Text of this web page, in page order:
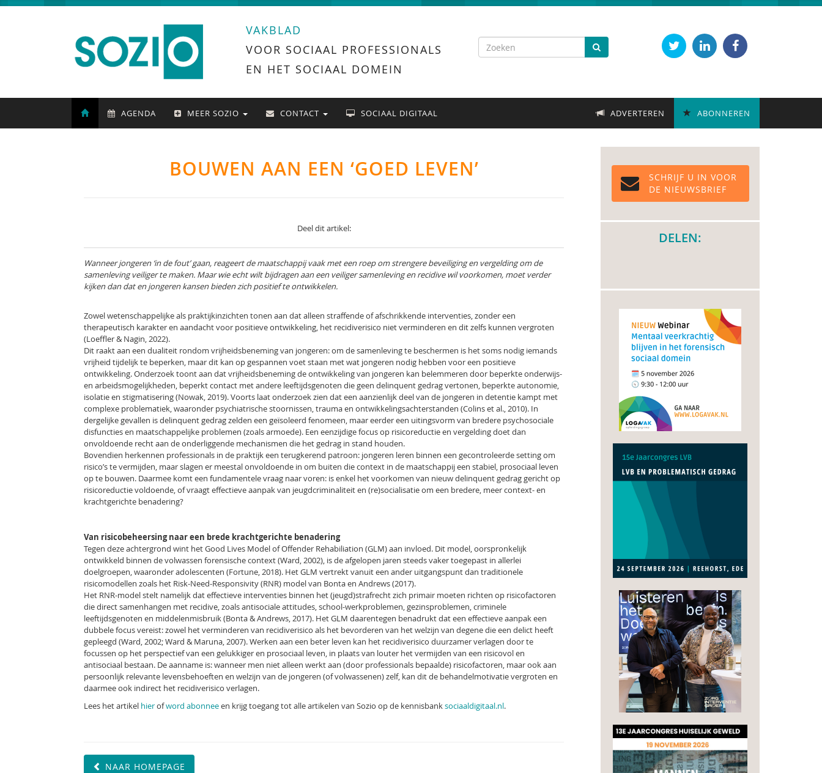
VAKBLAD
VOOR SOCIAAL PROFESSIONALS
EN HET SOCIAAL DOMEIN
AGENDA MEER SOZIO CONTACT SOCIAAL DIGITAAL ADVERTEREN ABONNEREN
BOUWEN AAN EEN ‘GOED LEVEN’
Deel dit artikel:
Wanneer jongeren ‘in de fout’ gaan, reageert de maatschappij vaak met een roep om strengere beveiliging en vergelding om de
samenleving veiliger te maken. Maar wie echt wilt bijdragen aan een veiliger samenleving en recidive wil voorkomen, moet verder
kijken dan dat en jongeren kansen bieden zich positief te ontwikkelen.
Zowel wetenschappelijke als praktijkinzichten tonen aan dat alleen straffende of afschrikkende interventies, zonder een
therapeutisch karakter en aandacht voor positieve ontwikkeling, het recidiverisico niet verminderen en dit zelfs kunnen vergroten
(Loeffler & Nagin, 2022).
Dit raakt aan een dualiteit rondom vrijheidsbeneming van jongeren: om de samenleving te beschermen is het soms nodig iemands
vrijheid tijdelijk te beperken, maar dit kan op gespannen voet staan met wat jongeren nodig hebben voor een positieve
ontwikkeling. Onderzoek toont aan dat vrijheidsbeneming de ontwikkeling van jongeren kan belemmeren door beperkte onderwijs-
en arbeidsmogelijkheden, beperkt contact met andere leeftijdsgenoten die geen delinquent gedrag vertonen, beperkte autonomie,
isolatie en stigmatisering (Nowak, 2019). Voorts laat onderzoek zien dat een aanzienlijk deel van de jongeren in detentie kampt met
complexe problematiek, waaronder psychiatrische stoornissen, trauma en ontwikkelingsachterstanden (Colins et al., 2010). In
dergelijke gevallen is delinquent gedrag zelden een geïsoleerd fenomeen, maar eerder een uitingsvorm van bredere psychosociale
disfuncties en maatschappelijke problemen (zoals armoede). Een eenzijdige focus op risicoreductie en vergelding doet dan
onvoldoende recht aan de onderliggende mechanismen die het gedrag in stand houden.
Bovendien herkennen professionals in de praktijk een terugkerend patroon: jongeren leren binnen een gecontroleerde setting om
risico’s te vermijden, maar slagen er meestal onvoldoende in om buiten die context in de maatschappij een stabiel, prosociaal leven
op te bouwen. Daarmee komt een fundamentele vraag naar voren: is enkel het voorkomen van nieuw delinquent gedrag gericht op
risicoreductie voldoende, of vraagt effectieve aanpak van jeugdcriminaliteit en (re)socialisatie om een bredere, meer context- en
krachtgerichte benadering?
Van risicobeheersing naar een brede krachtgerichte benadering
Tegen deze achtergrond wint het Good Lives Model of Offender Rehabiliation (GLM) aan invloed. Dit model, oorspronkelijk
ontwikkeld binnen de volwassen forensische context (Ward, 2002), is de afgelopen jaren steeds vaker toegepast in allerlei
doelgroepen, waaronder adolescenten (Fortune, 2018). Het GLM vertrekt vanuit een ander uitgangspunt dan traditionele
risicomodellen zoals het Risk-Need-Responsivity (RNR) model van Bonta en Andrews (2017).
Het RNR-model stelt namelijk dat effectieve interventies binnen het (jeugd)strafrecht zich primair moeten richten op risicofactoren
die direct samenhangen met recidive, zoals antisociale attitudes, school-werkproblemen, gezinsproblemen, criminele
leeftijdsgenoten en middelenmisbruik (Bonta & Andrews, 2017). Het GLM daarentegen benadrukt dat een effectieve aanpak een
dubbele focus vereist: zowel het verminderen van recidiverisico als het bevorderen van het welzijn van degene die een delict heeft
gepleegd (Ward, 2002; Ward & Maruna, 2007). Werken aan een beter leven kan het recidiverisico duurzamer verlagen door te
focussen op het perspectief van een gelukkiger en prosociaal leven, in plaats van louter het vermijden van een risicovol en
antisociaal bestaan. De aanname is: wanneer men niet alleen werkt aan (door professionals bepaalde) risicofactoren, maar ook aan
persoonlijk relevante levensbehoeften en welzijn van de jongeren (of volwassenen) zelf, kan dit de behandelmotivatie vergroten en
daarmee ook indirect het recidiverisico verlagen.
Lees het artikel hierofword abonneeen krijg toegang tot alle artikelen van Sozio op de kennisbanksociaaldigitaal.nl.
NAAR HOMEPAGE
SCHRIJF U IN VOOR
DE NIEUWSBRIEF
DELEN: